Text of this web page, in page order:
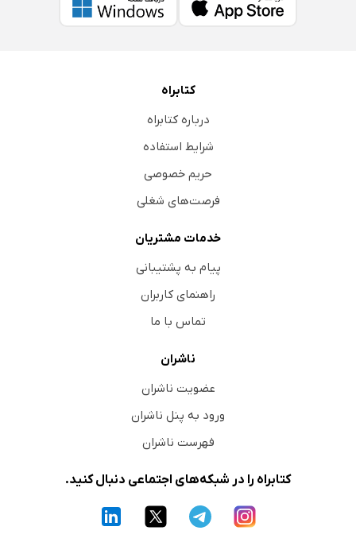
کتابراه
درباره کتابراه
شرایط استفاده
حریم خصوصی
فرصت‌های شغلی
خدمات مشتریان
پیام به پشتیبانی
راهنمای کاربران
تماس با ما
ناشران
عضویت ناشران
ورود به پنل ناشران
فهرست ناشران
کتابراه را در شبکه‌های اجتماعی دنبال کنید.